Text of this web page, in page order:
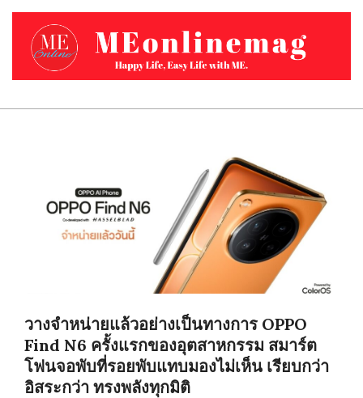
Skip
content
Primary
วางจำหน่ายแล้วอย่างเป็นทางการ OPPO
Find N6 ครั้งแรกของอุตสาหกรรม สมาร์ต
โฟนจอพับที่รอยพับแทบมองไม่เห็น เรียบกว่า
อิสระกว่า ทรงพลังทุกมิติ